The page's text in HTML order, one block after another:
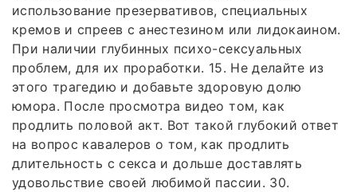
использование презервативов, специальных
кремов и спреев с анестезином или лидокаином.
При наличии глубинных психо-сексуальных
проблем, для их проработки. 15. Не делайте из
этого трагедию и добавьте здоровую долю
юмора. После просмотра видео том, как
продлить половой акт. Вот такой глубокий ответ
на вопрос кавалеров о том, как продлить
длительность с секса и дольше доставлять
удовольствие своей любимой пассии. 30.